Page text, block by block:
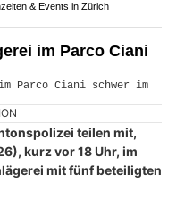
& Events in Zürich
im Parco Ciani
teilen mit,
kurz vor 18 Uhr, im
mit fünf beteiligten